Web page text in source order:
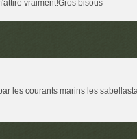
vraiment!Gros bisous
les courants marins les